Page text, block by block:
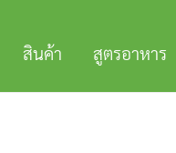
สินค้า สูตรอาหาร